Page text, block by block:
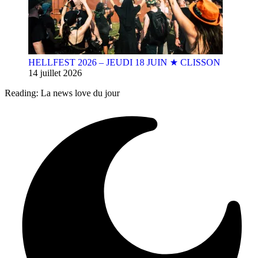
HELLFEST 2026 – JEUDI 18 JUIN ★ CLISSON
14 juillet 2026
Reading: La news love du jour